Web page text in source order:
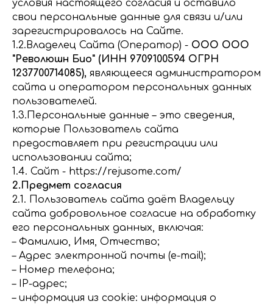
условия настоящего согласия и оставило
свои персональные данные для связи и/или
зарегистрировалось на Сайте.
1.2.Владелец Сайта (Оператор) - ООО ООО
"Революшн Био" (ИНН 9709100594 ОГРН
1237700714085), являющееся администратором
сайта и оператором персональных данных
пользователей.
1.3.Персональные данные – это сведения,
которые Пользователь сайта
предоставляет при регистрации или
использовании сайта;
1.4. Сайт - https://rejusome.com/
2.Предмет согласия
2.1. Пользователь сайта даёт Владельцу
сайта добровольное согласие на обработку
его персональных данных, включая:
– Фамилию, Имя, Отчество;
– Адрес электронной почты (e-mail);
– Номер телефона;
– IP-адрес;
– информация из cookie: информация о